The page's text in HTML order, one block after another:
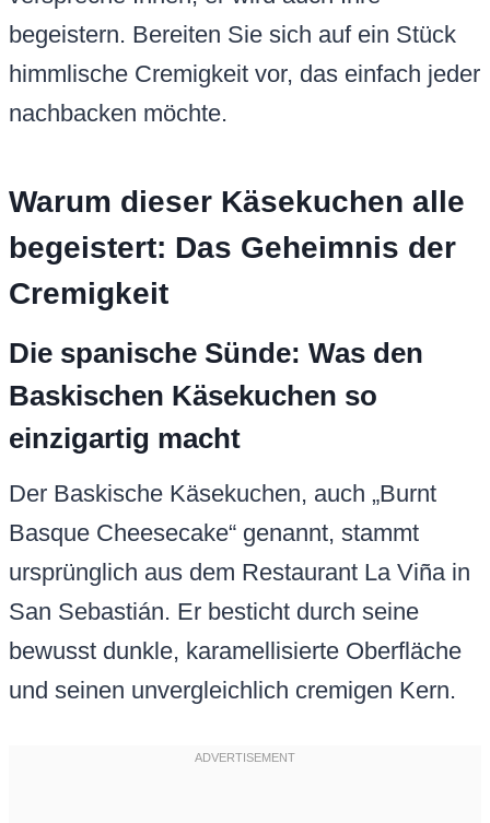
begeistern. Bereiten Sie sich auf ein Stück
himmlische Cremigkeit vor, das einfach jeder
nachbacken möchte.
Warum dieser Käsekuchen alle
begeistert: Das Geheimnis der
Cremigkeit
Die spanische Sünde: Was den
Baskischen Käsekuchen so
einzigartig macht
Der Baskische Käsekuchen, auch „Burnt
Basque Cheesecake“ genannt, stammt
ursprünglich aus dem Restaurant La Viña in
San Sebastián. Er besticht durch seine
bewusst dunkle, karamellisierte Oberfläche
und seinen unvergleichlich cremigen Kern.